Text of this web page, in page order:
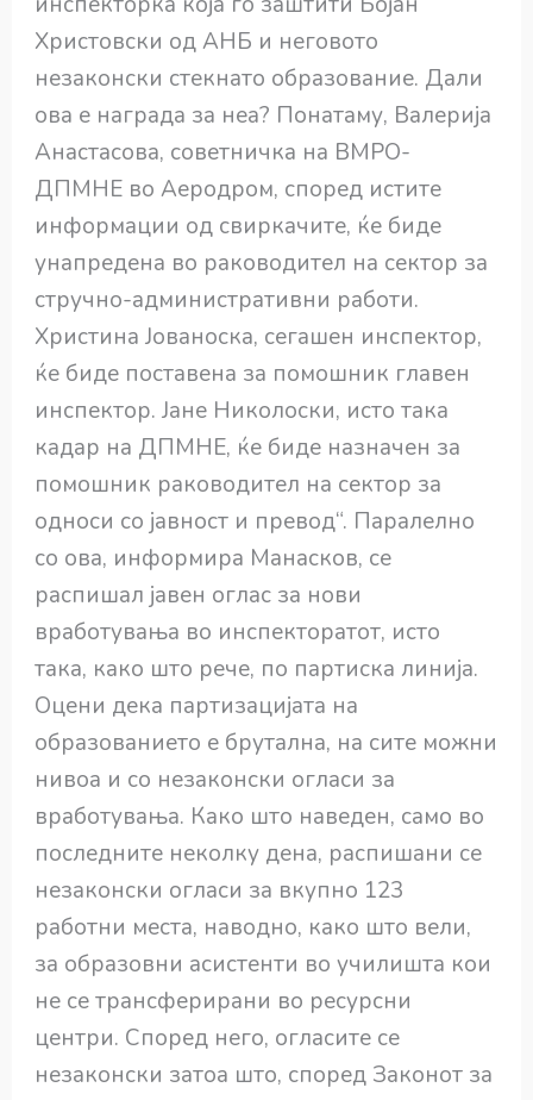
Христовски од АНБ и неговото
незаконски стекнато образование. Дали
ова е награда за неа? Понатаму, Валерија
Анастасова, советничка на ВМРО-
ДПМНЕ во Аеродром, според истите
информации од свиркачите, ќе биде
унапредена во раководител на сектор за
стручно-административни работи.
Христина Јованоска, сегашен инспектор,
ќе биде поставена за помошник главен
инспектор. Јане Николоски, исто така
кадар на ДПМНЕ, ќе биде назначен за
помошник раководител на сектор за
односи со јавност и превод“. Паралелно
со ова, информира Манасков, се
распишал јавен оглас за нови
вработувања во инспекторатот, исто
така, како што рече, по партиска линија.
Оцени дека партизацијата на
образованието е брутална, на сите можни
нивоа и со незаконски огласи за
вработувања. Како што наведен, само во
последните неколку дена, распишани се
незаконски огласи за вкупно 123
работни места, наводно, како што вели,
за образовни асистенти во училишта кои
не се трансферирани во ресурсни
центри. Според него, огласите се
незаконски затоа што, според Законот за